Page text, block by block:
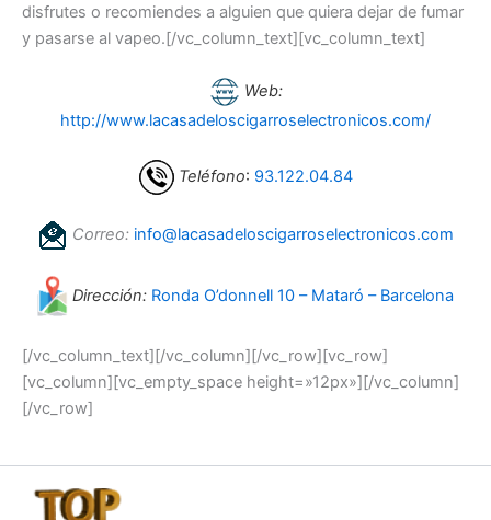
disfrutes o recomiendes a alguien que quiera dejar de fumar
y pasarse al vapeo.[/vc_column_text][vc_column_text]
Web:
http://www.lacasadeloscigarroselectronicos.com/
Teléfono: 93.122.04.84
Correo: info@lacasadeloscigarroselectronicos.com
Dirección: Ronda O’donnell 10 – Mataró – Barcelona
[/vc_column_text][/vc_column][/vc_row][vc_row]
[vc_column][vc_empty_space height=»12px»][/vc_column]
[/vc_row]